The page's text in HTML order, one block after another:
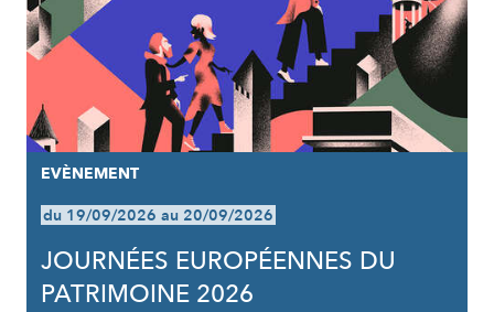
EVÈNEMENT
du 19/09/2026 au 20/09/2026
JOURNÉES EUROPÉENNES DU
PATRIMOINE 2026